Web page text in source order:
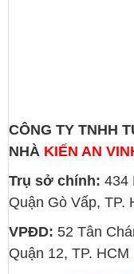
CÔNG TY TNHH
NHÀ KIẾN AN
Trụ sở chính: 434
Quận Gò Vấp, TP.
VPĐD: 52 Tân
Quận 12, TP. HCM